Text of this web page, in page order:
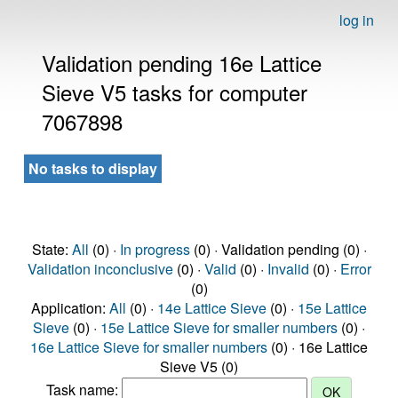
log in
Validation pending 16e Lattice
Sieve V5 tasks for computer
7067898
No tasks to display
State: All (0) · In progress(0) · Validation pending (0) ·
Validation inconclusive(0) · Valid (0) · Invalid (0) · Error
(0)
Application: All (0) · 14e Lattice Sieve (0) · 15e Lattice
Sieve (0) · 15e Lattice Sieve for smaller numbers (0) ·
16e Lattice Sieve for smaller numbers (0) · 16e Lattice
Sieve V5 (0)
Task name: